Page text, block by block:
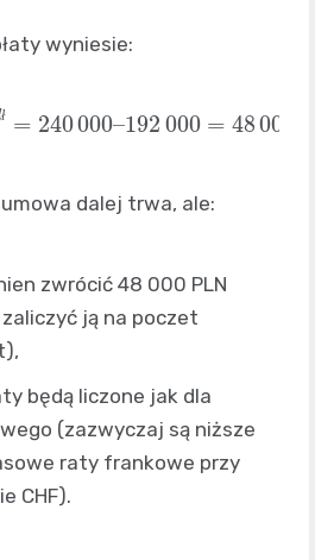
wyniesie:
S t p raw id =240000 –
48000PLN
dalej trwa, ale:
zwrócić 48 000 PLN
ją na poczet
będą liczone jak dla
(zazwyczaj są niższe
raty frankowe przy
CHF).